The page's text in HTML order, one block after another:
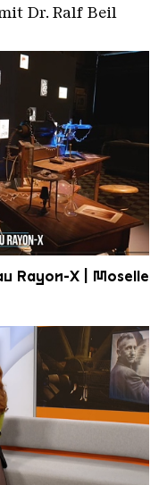
Dr. Ralf Beil
Rayon-X | Moselle